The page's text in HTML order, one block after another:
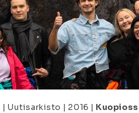
| Uutisarkisto | 2016 |